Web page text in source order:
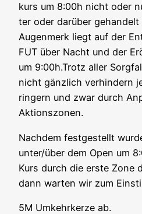
kurs um 8:00h nicht oder
ter oder dar­über
Augen­merk liegt auf der
FUT über Nacht und der
um 9:00h.Trotz aller
nicht gänz­lich ver­hin­dern
rin­gern und zwar durch
Aktionszonen.
Nach­dem fest­ge­stellt
unter/über dem Open um
Kurs durch die ers­te Zone
dann war­ten wir zum
5M Umkehr­ker­ze ab.